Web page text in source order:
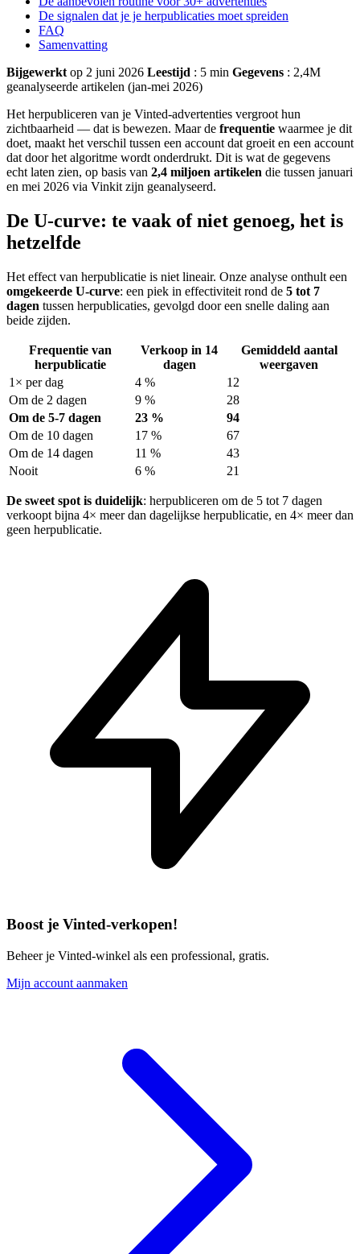
De signalen dat je je herpublicaties moet spreiden
FAQ
Samenvatting
Bijgewerkt op 2 juni 2026 Leestijd : 5 min Gegevens : 2,4M
geanalyseerde artikelen (jan-mei 2026)
Het herpubliceren van je Vinted-advertenties vergroot hun
zichtbaarheid — dat is bewezen. Maar de frequentie waarmee je dit
doet, maakt het verschil tussen een account dat groeit en een account
dat door het algoritme wordt onderdrukt. Dit is wat de gegevens
echt laten zien, op basis van 2,4 miljoen artikelen die tussen januari
en mei 2026 via Vinkit zijn geanalyseerd.
De U-curve: te vaak of niet genoeg, het is
hetzelfde
Het effect van herpublicatie is niet lineair. Onze analyse onthult een
omgekeerde U-curve: een piek in effectiviteit rond de 5 tot 7
dagen tussen herpublicaties, gevolgd door een snelle daling aan
beide zijden.
Frequentie van
herpublicatie
Verkoop in 14
dagen
Gemiddeld aantal
weergaven
1× per dag
4 %
12
Om de 2 dagen
9 %
28
Om de 5-7 dagen
23 %
94
Om de 10 dagen
17 %
67
Om de 14 dagen
11 %
43
Nooit
6 % 21
De sweet spot is duidelijk: herpubliceren om de 5 tot 7 dagen
verkoopt bijna 4× meer dan dagelijkse herpublicatie, en 4× meer dan
geen herpublicatie.
Boost je Vinted-verkopen!
Beheer je Vinted-winkel als een professional, gratis.
Mijn account aanmaken